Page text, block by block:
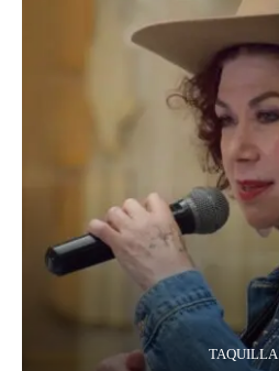
TAQUILLA